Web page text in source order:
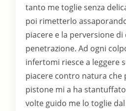
tanto me toglie senza
poi rimetterlo
piacere e la perversione di
penetrazione. Ad ogni
infertomi riesce a leggere
piacere contro natura che
pistone mi a ha
volte guido me lo toglie